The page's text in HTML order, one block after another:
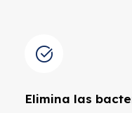
Elimina las